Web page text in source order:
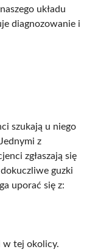
układu
diagnozowanie i
szukają u niego
z
zgłaszają się
guzki
uporać się z:
w tej okolicy.